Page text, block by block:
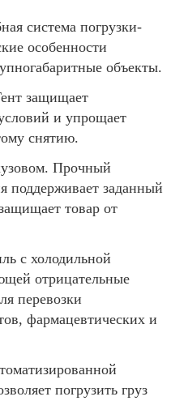
система погрузки-
особенности
объекты.
защищает
и упрощает
снятию.
Прочный
поддерживает заданный
товар от
с холодильной
отрицательные
перевозки
фармацевтических и
погрузить груз